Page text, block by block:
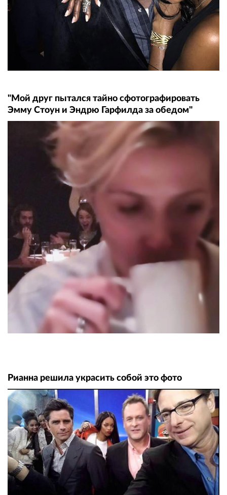
"Мой друг пытался тайно сфотографировать
Эмму Стоун и Эндрю Гарфилда за обедом"
Рианна решила украсить собой это фото